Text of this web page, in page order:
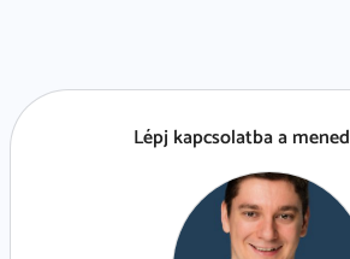
Lépj kapcsolatba a